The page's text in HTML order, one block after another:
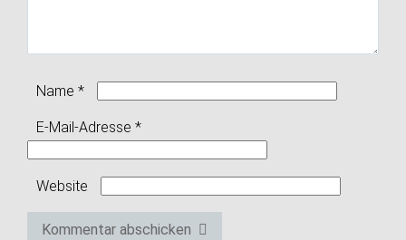
Name *
E-Mail-Adresse *
Website
Kommentar abschicken